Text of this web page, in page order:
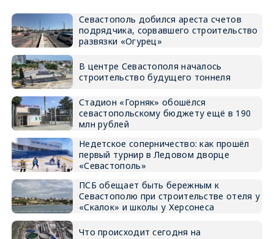
Севастополь добился ареста счетов
подрядчика, сорвавшего строительство
развязки «Огурец»
В центре Севастополя началось
строительство будущего тоннеля
Стадион «Горняк» обошёлся
севастопольскому бюджету ещё в 190
млн рублей
Недетское соперничество: как прошёл
первый турнир в Ледовом дворце
«Севастополь»
ПСБ обещает быть бережным к
Севастополю при строительстве отеля у
«Скалок» и школы у Херсонеса
Что происходит сегодня на